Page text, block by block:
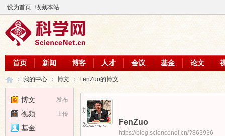
设为首页 收藏本站
首页 新闻 博客 人才 会议 基金 论文
›
我的中心 博文 FenZuo的博文
加为好友
发送消息
FenZuo
https://blog.sciencenet.cn/?863936
发布
博文
上传
视频
基金